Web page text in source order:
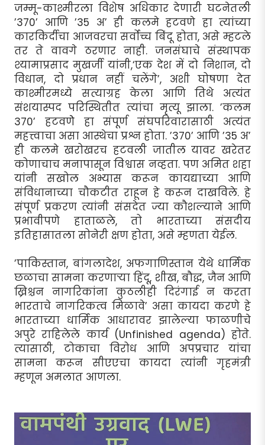
जम्मू-काश्मीरला विशेष अधिकार देणारी घटनेतली
’370’ आणि ’35 अ’ ही कलमे हटवणे हा त्यांच्या
कारकिर्दीचा आजवरचा सर्वोच्च बिंदू होता, असे म्हटले
तर ते वावगे ठरणार नाही. जनसंघाचे संस्थापक
श्यामाप्रसाद मुखर्जी यांनी,‘एक देश में दो निशान, दो
विधान, दो प्रधान नहीं चलेंगे’, अशी घोषणा देत
काश्मीरमध्ये सत्याग्रह केला आणि तिथे अत्यंत
संशयास्पद परिस्थितीत त्यांचा मृत्यू झाला. ’कलम
370’ हटवणेे हा संपूर्ण संघपरिवारासाठी अत्यंत
महत्त्वाचा असा आस्थेचा प्रश्न होता. ’370’ आणि ’35 अ’
ही कलमे खरोखरच हटवली जातील यावर खरेतर
कोणाचाच मनापासून विश्वास नव्हता. पण अमित शहा
यांनी सखोल अभ्यास करून कायद्याच्या आणि
संविधानाच्या चौकटीत राहून हे करून दाखविले. हे
संपूर्ण प्रकरण त्यांनी संसदेत ज्या कौशल्याने आणि
प्रभावीपणे हाताळले, तो भारताच्या संसदीय
इतिहासातला सोनेरी क्षण होता, असे म्हणता येईल.
’पाकिस्तान, बांगलादेश, अफगाणिस्तान येथे धार्मिक
छळाचा सामना करणार्‍या हिंदू, शीख, बौद्ध, जैन आणि
ख्रिश्चन नागरिकांना कुठलीही दिरंगाई न करता
भारताचे नागरिकत्व मिळावे’ असा कायदा करणे हे
भारताच्या धार्मिक आधारावर झालेल्या फाळणीचे
अपुरे राहिलेले कार्य (Unfinished agenda) होते.
त्यासाठी, टोकाचा विरोध आणि अपप्रचार यांचा
सामना करून सीएएचा कायदा त्यांनी गृहमंत्री
म्हणून अमलात आणला.